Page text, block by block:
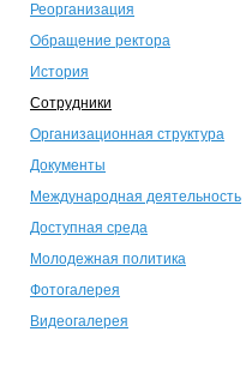
Реорганизация
Обращение ректора
История
Сотрудники
Организационная структура
Документы
Международная деятельность
Доступная среда
Молодежная политика
Фотогалерея
Видеогалерея